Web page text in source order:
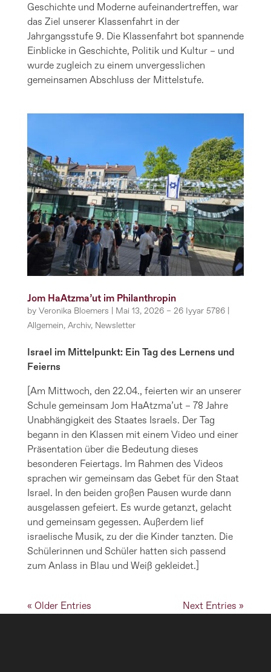
Geschichte und Moderne aufeinandertreffen, war
das Ziel unserer Klassenfahrt in der
Jahrgangsstufe 9. Die Klassenfahrt bot spannende
Einblicke in Geschichte, Politik und Kultur – und
wurde zugleich zu einem unvergesslichen
gemeinsamen Abschluss der Mittelstufe.
Jom HaAtzma’ut im Philanthropin
by Veronika Bloemers Mai 13, 2026 – 26 Iyyar 5786|
Allgemein, Archiv, Newsletter
Israel im Mittelpunkt: Ein Tag des Lernens und
Feierns
[Am Mittwoch, den 22.04., feierten wir an unserer
Schule gemeinsam Jom HaAtzma’ut – 78 Jahre
Unabhängigkeit des Staates Israels. Der Tag
begann in den Klassen mit einem Video und einer
Präsentation über die Bedeutung dieses
besonderen Feiertags. Im Rahmen des Videos
sprachen wir gemeinsam das Gebet für den Staat
Israel. In den beiden großen Pausen wurde dann
ausgelassen gefeiert. Es wurde getanzt, gelacht
und gemeinsam gegessen. Außerdem lief
israelische Musik, zu der die Kinder tanzten. Die
Schülerinnen und Schüler hatten sich passend
zum Anlass in Blau und Weiß gekleidet.]
« Older Entries Next Entries »